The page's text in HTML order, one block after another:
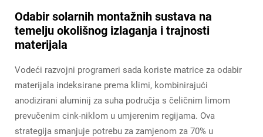
Odabir solarnih montažnih sustava na
temelju okolišnog izlaganja i trajnosti
materijala
Vodeći razvojni programeri sada koriste matrice za odabir
materijala indeksirane prema klimi, kombinirajući
anodizirani aluminij za suha područja s čeličnim limom
prevučenim cink-niklom u umjerenim regijama. Ova
strategija smanjuje potrebu za zamjenom za 70% u